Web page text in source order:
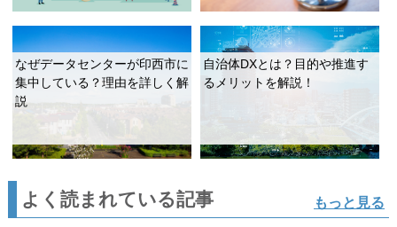
なぜデータセンターが印西市に
集中している？理由を詳しく解
説
自治体DXとは？目的や推進す
るメリットを解説！
よく読まれている記事 もっと見る